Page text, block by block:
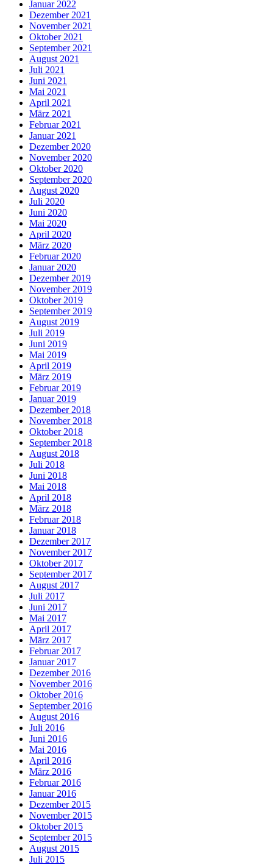
Januar 2022
Dezember 2021
November 2021
Oktober 2021
September 2021
August 2021
Juli 2021
Juni 2021
Mai 2021
April 2021
März 2021
Februar 2021
Januar 2021
Dezember 2020
November 2020
Oktober 2020
September 2020
August 2020
Juli 2020
Juni 2020
Mai 2020
April 2020
März 2020
Februar 2020
Januar 2020
Dezember 2019
November 2019
Oktober 2019
September 2019
August 2019
Juli 2019
Juni 2019
Mai 2019
April 2019
März 2019
Februar 2019
Januar 2019
Dezember 2018
November 2018
Oktober 2018
September 2018
August 2018
Juli 2018
Juni 2018
Mai 2018
April 2018
März 2018
Februar 2018
Januar 2018
Dezember 2017
November 2017
Oktober 2017
September 2017
August 2017
Juli 2017
Juni 2017
Mai 2017
April 2017
März 2017
Februar 2017
Januar 2017
Dezember 2016
November 2016
Oktober 2016
September 2016
August 2016
Juli 2016
Juni 2016
Mai 2016
April 2016
März 2016
Februar 2016
Januar 2016
Dezember 2015
November 2015
Oktober 2015
September 2015
August 2015
Juli 2015